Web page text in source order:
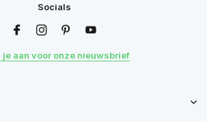
Socials
je aan voor onze nieuwsbrief